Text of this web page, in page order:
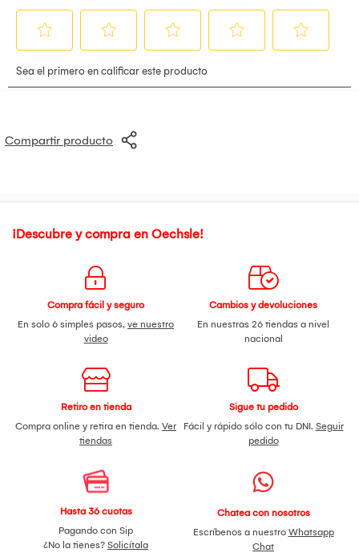
Compartir producto
¡Descubre y compra en Oechsle!
Compra fácil y seguro
En solo 6 simples pasos, ve nuestro
video
Cambios y devoluciones
En nuestras 26 tiendas a nivel
nacional
Retiro en tienda
Compra online y retira en tienda. Ver
tiendas
Sigue tu pedido
Fácil y rápido sólo con tu DNI. Seguir
pedido
Hasta 36 cuotas
Pagando con Sip
¿No la tienes? Solicítala
Chatea con nosotros
Escríbenos a nuestro Whatsapp
Chat